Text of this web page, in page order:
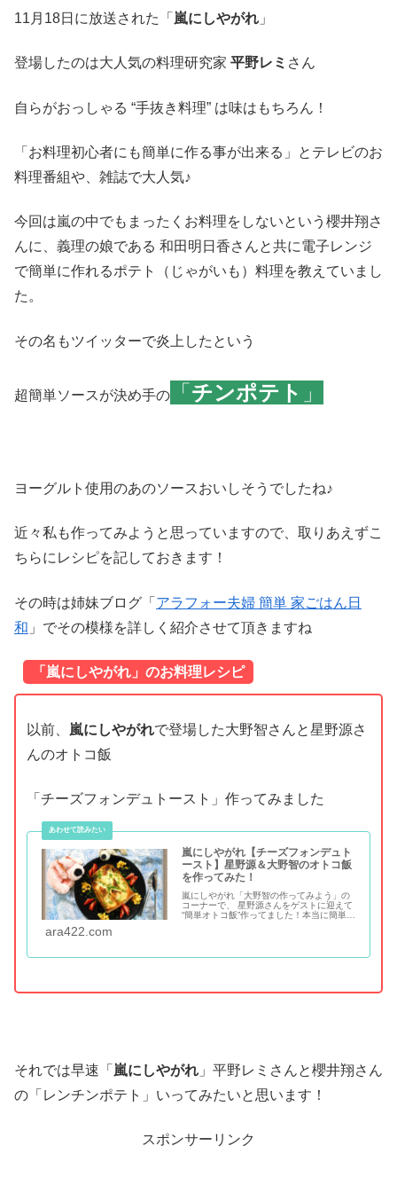
11月18日に放送された「 嵐にしやがれ 」
登場したのは大人気の料理研究家 平野レミ さん
自らがおっしゃる “手抜き料理” は味はもちろん！
「お料理初心者にも簡単に作る事が出来る」とテレビのお
料理番組や、雑誌で大人気♪
今回は嵐の中でもまったくお料理をしないという櫻井翔さ
んに、義理の娘である 和田明日香さんと共に電子レンジ
で簡単に作れるポテト（じゃがいも）料理を教えていまし
た。
その名もツイッターで炎上したという
超簡単ソースが決め手の 「 チンポテト 」
ヨーグルト使用のあのソースおいしそうでしたね♪
近々私も作ってみようと思っていますので、取りあえずこ
ちらにレシピを記しておきます！
その時は姉妹ブログ「 アラフォー夫婦 簡単 家ごはん日
和 」でその模様を詳しく紹介させて頂きますね
「嵐にしやがれ」のお料理レシピ
以前、 嵐にしやがれで登場した大野智さんと星野源さ
んのオトコ飯
「チーズフォンデュトースト」作ってみました
嵐にしやがれ【チーズフォンデュト
ースト】星野源＆大野智のオトコ飯
を作ってみた！
嵐にしやがれ「大野智の作ってみよう」の
コーナーで、 星野源さんをゲストに迎えて
“簡単オトコ飯”作ってました！本当に簡単に
ara422.com
それでは早速「 嵐にしやがれ 」平野レミさんと櫻井翔さん
の「レンチンポテト」いってみたいと思います！
スポンサーリンク